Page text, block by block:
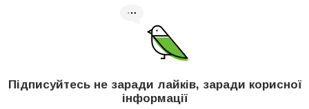
Підписуйтесь не заради лайків, заради корисної
інформації